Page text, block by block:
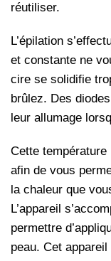
réutiliser.
L’épilation
et constante ne
cire se solidifie
brûlez. Des
leur allumage
Cette
afin de vous
la chaleur que
L’appareil
permettre
peau. Cet